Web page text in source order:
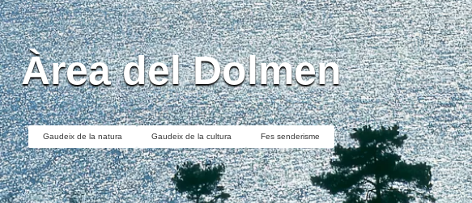
Àrea del Dolmen
Gaudeix de la natura Gaudeix de la cultura Fes senderisme